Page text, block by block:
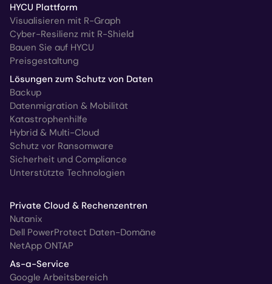
HYCU Plattform
Visualisieren mit R-Graph
Cyber-Resilienz mit R-Shield
Bauen Sie auf HYCU
Preisgestaltung
Lösungen zum Schutz von Daten
Backup
Datenmigration & Mobilität
Katastrophenhilfe
Hybrid & Multi-Cloud
Schutz vor Ransomware
Sicherheit und Compliance
Unterstützte Technologien
Private Cloud & Rechenzentren
Nutanix
Dell PowerProtect Daten-Domäne
NetApp ONTAP
As-a-Service
Google Arbeitsbereich